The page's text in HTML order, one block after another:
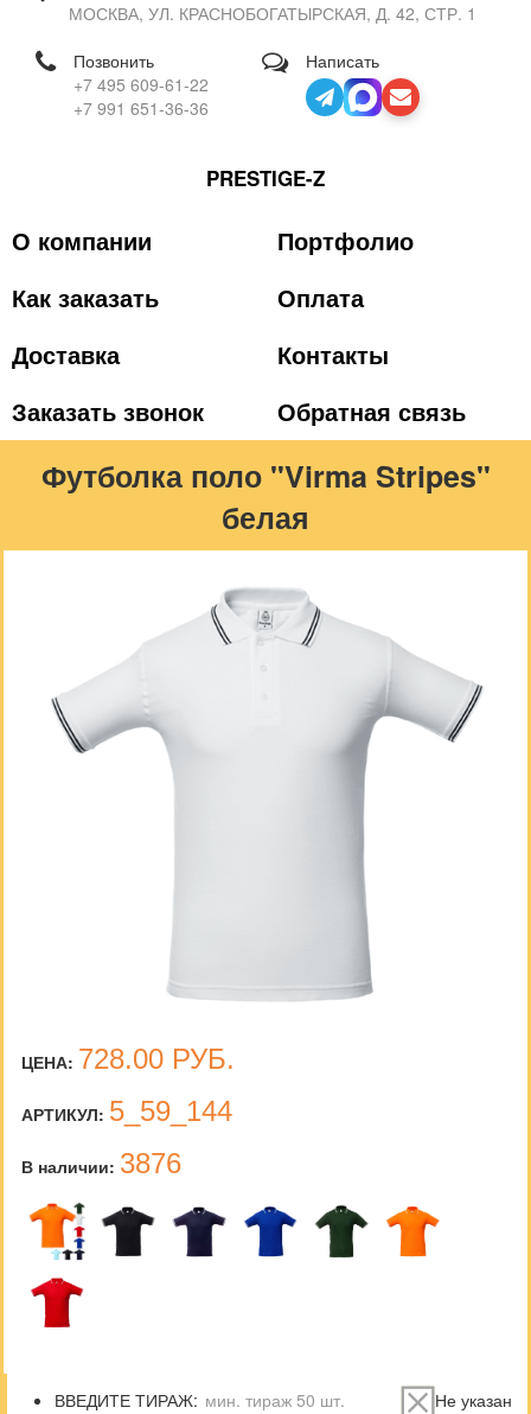
МОСКВА, УЛ. КРАСНОБОГАТЫРСКАЯ, Д. 42, СТР. 1
Позвонить
+7 495 609-61-22
+7 991 651-36-36
Написать
PRESTIGE-Z
О компании
Портфолио
Как заказать
Оплата
Доставка
Контакты
Заказать звонок
Обратная связь
Футболка поло "Virma Stripes"
белая
ЦЕНА: 728.00 РУБ.
АРТИКУЛ: 5_59_144
В наличии: 3876
ВВЕДИТЕ ТИРАЖ:
Не указан